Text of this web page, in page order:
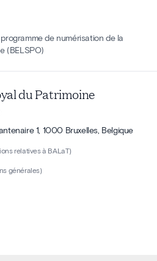
de numérisation de la
(BELSPO)
du Patrimoine
1, 1000 Bruxelles, Belgique
relatives à BALaT)
générales)